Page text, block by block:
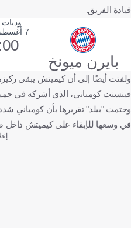
قيادة الفريق.
وديات
بايرن ميونخ
7 أغسطس 2026
ولفتت أيضًا إلى أن كيميتش يبقى
فينسنت كومباني، الذي أشركه في
وختمت "بيلد" تقريرها بأن كومباني
في وسعها للإبقاء على كيميتش